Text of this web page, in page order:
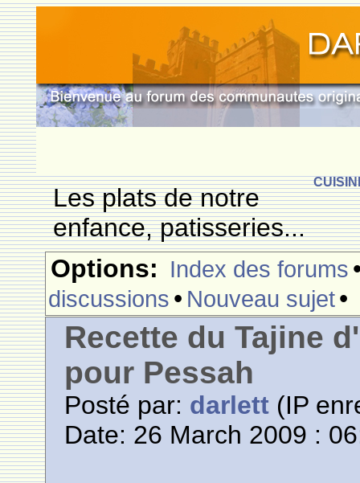
Les plats de notre
enfance, patisseries...
Options: Index des forums
discussions • Nouveau sujet•
Recette du Tajine
pour Pessah
Posté par: darlett (IP
Date: 26 March 2009 :